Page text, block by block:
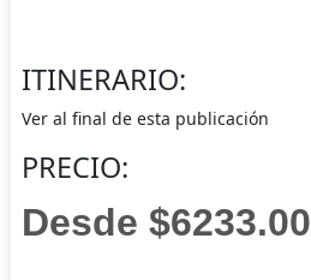
ITINERARIO:
Ver al final de esta publicación
PRECIO:
Desde $6233.00